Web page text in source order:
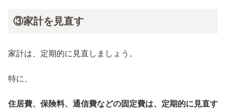
③家計を見直す
家計は、定期的に見直しましょう。
特に、
住居費、保険料、通信費などの固定費は、 定期的に見直す